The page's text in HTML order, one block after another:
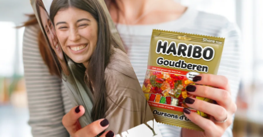
Unsere Geschenke begeistern. Kunden bewerten uns mit
4,8 bei Google Reviews (Gesamtergebnis aller Länder, in
die wir versenden).
Mit Liebe gemacht, im Handumdrehen
Erstelle etwas Einzigartiges in wenigen Schritten – mit
ihrem Namen, deinem Foto oder einer Nachricht von
Herzen. Kein Stress, nur pure Liebe für den perfekten
Moment.